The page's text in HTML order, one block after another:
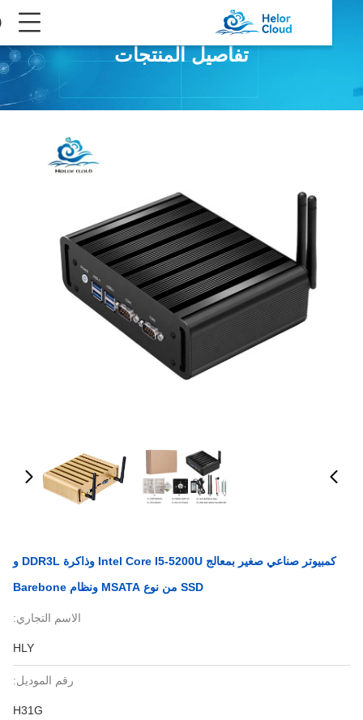
تفاصيل المنتجات
كمبيوتر صناعي صغير بمعالج Intel Core I5-5200U وذاكرة DDR3L و
SSD من نوع MSATA ونظام Barebone
الاسم التجاري:
HLY
رقم الموديل:
H31G